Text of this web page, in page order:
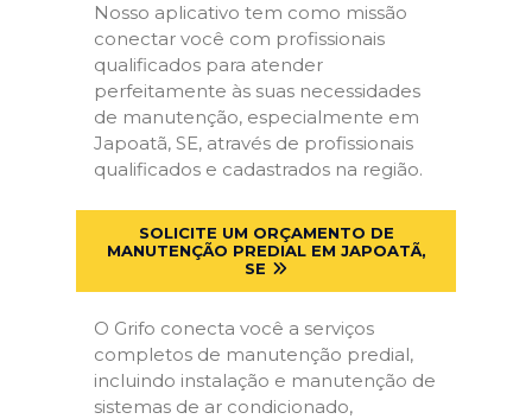
Nosso aplicativo tem como missão
conectar você com profissionais
qualificados para atender
perfeitamente às suas necessidades
de manutenção, especialmente em
Japoatã, SE, através de profissionais
qualificados e cadastrados na região.
SOLICITE UM ORÇAMENTO DE
MANUTENÇÃO PREDIAL EM JAPOATÃ,
SE
O Grifo conecta você a serviços
completos de manutenção predial,
incluindo instalação e manutenção de
sistemas de ar condicionado,